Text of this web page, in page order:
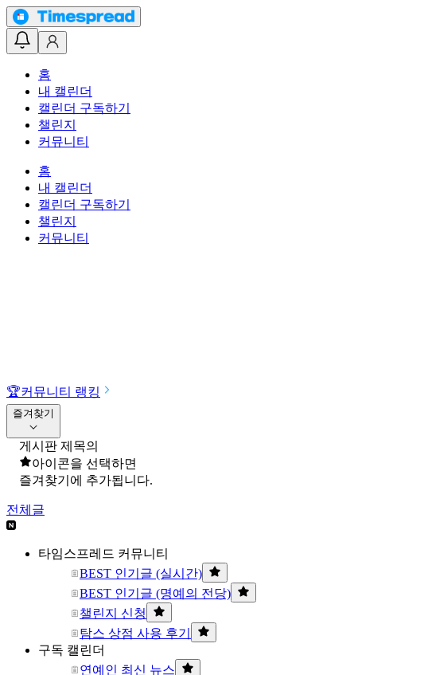
홈
내 캘린더
캘린더 구독하기
챌린지
커뮤니티
홈
내 캘린더
캘린더 구독하기
챌린지
커뮤니티
🏆커뮤니티 랭킹
즐겨찾기
게시판 제목의
아이콘을 선택하면
즐겨찾기에 추가됩니다.
전체글
타임스프레드 커뮤니티
BEST 인기글 (실시간)
BEST 인기글 (명예의 전당)
챌린지 신청
탐스 상점 사용 후기
구독 캘린더
연예인 최신 뉴스